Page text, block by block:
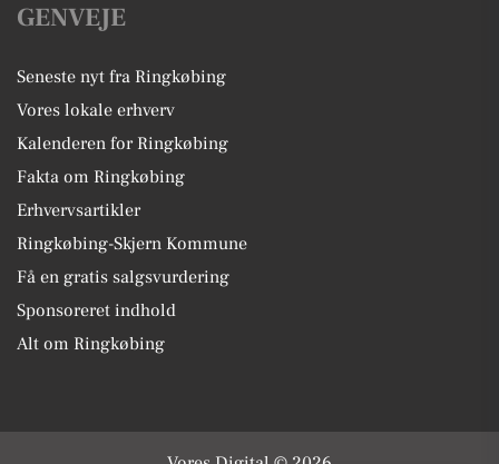
GENVEJE
Seneste nyt fra Ringkøbing
Vores lokale erhverv
Kalenderen for Ringkøbing
Fakta om Ringkøbing
Erhvervsartikler
Ringkøbing-Skjern Kommune
Få en gratis salgsvurdering
Sponsoreret indhold
Alt om Ringkøbing